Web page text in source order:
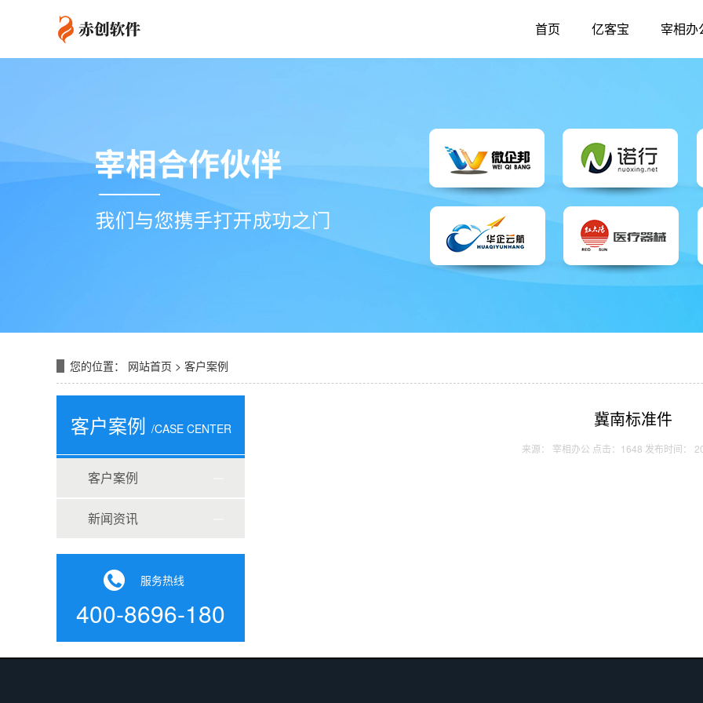
首页 亿客宝 宰相办
您的位置： 网站首页 > 客户案例
客户案例 /CASE CENTER
客户案例
新闻资讯
服务热线
400-8696-180
冀南标准件
来源： 宰相办公 点击：1648 发布时间：